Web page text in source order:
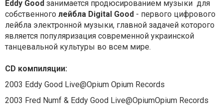
Eddy Good занимается продюсированием музыки для
собственного лейбла Digital Good - первого цифрового
лейбла электронной музыки, главной задачей которого
является популяризация современной украинской
танцевальной культуры во всем мире.
CD компиляции:
2003 Eddy Good Live@Opium Opium Records
2003 Fred Numf & Eddy Good Live@OpiumOpium Records